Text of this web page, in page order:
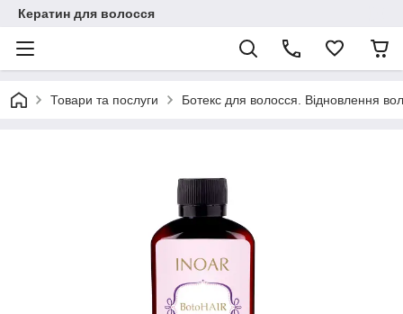
Кератин для волосся
Товари та послуги Ботекс для волосся. Відновлення